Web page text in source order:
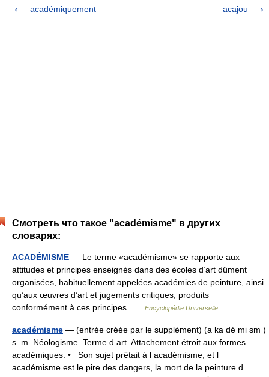
académiquement
acajou
Смотреть что такое "académisme" в других
словарях:
ACADÉMISME — Le terme «académisme» se rapporte aux
attitudes et principes enseignés dans des écoles d’art dûment
organisées, habituellement appelées académies de peinture, ainsi
qu’aux œuvres d’art et jugements critiques, produits
conformément à ces principes …
Encyclopédie Universelle
académisme — (entrée créée par le supplément) (a ka dé mi sm )
s. m. Néologisme. Terme d art. Attachement étroit aux formes
académiques. • Son sujet prêtait à l académisme, et l
académisme est le pire des dangers, la mort de la peinture d